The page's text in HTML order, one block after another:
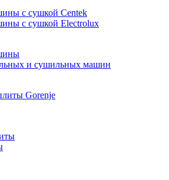
с сушкой Centek
с сушкой Electrolux
и сушильных машин
Gorenje